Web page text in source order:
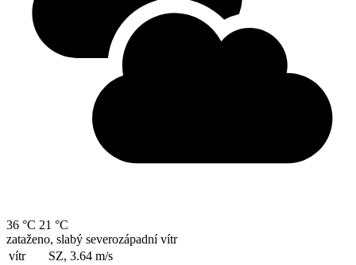
36 °C 21 °C
zataženo, slabý severozápadní vítr
vítr
SZ, 3.64 m/s